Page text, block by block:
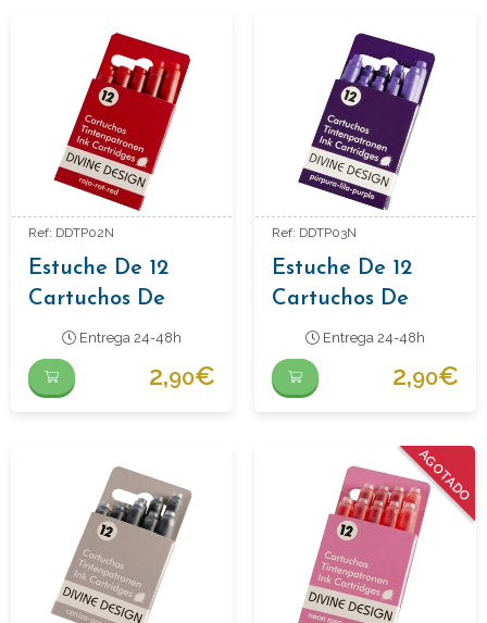
Ref: DDTP02N
Estuche De 12
Cartuchos De
TintaEntrega 24-48h
2,90€
Ref: DDTP03N
Estuche De 12
Cartuchos De
Tinta Color
Morado
Entrega 24-48h
2,90€
AGOTADO